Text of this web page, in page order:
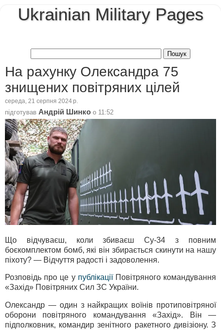
Ukrainian Military Pages
На рахунку Олександра 75
знищених повітряних цілей
середа, 21 серпня 2024 р.
підготував Андрій Шинко о 11:52
Що відчуваєш, коли збиваєш Су-34 з повним
боєкомплектом бомб, які він збирається скинути на нашу
піхоту? — Відчуття радості і задоволення.
Розповідь про це у публікаціїПовітряного командування
«Захід» Повітряних Сил ЗС України.
Олександр — один з найкращих воїнів протиповітряної
оборони повітряного командування «Захід». Він —
підполковник, командир зенітного ракетного дивізіону. З